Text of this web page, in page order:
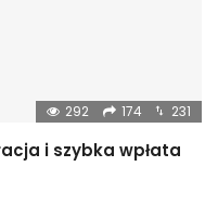
292 174 231
i szybka wpłata